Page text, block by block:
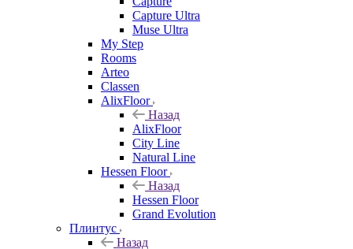
Capture Ultra
Muse Ultra
My Step
Rooms
Arteo
Classen
AlixFloor
Назад
AlixFloor
City Line
Natural Line
Hessen Floor
Назад
Hessen Floor
Grand Evolution
Плинтус
Назад